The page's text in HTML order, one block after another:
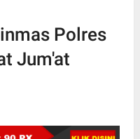
Polres
Jum'at